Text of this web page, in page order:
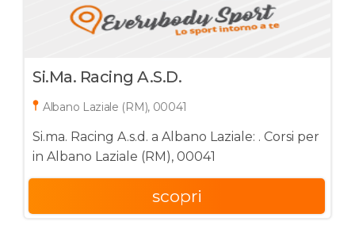
Si.ma. Racing A.s.d.
Albano Laziale (RM), 00041
Si.ma. Racing A.s.d. a Albano Laziale: . Corsi per
in Albano Laziale (RM), 00041
scopri